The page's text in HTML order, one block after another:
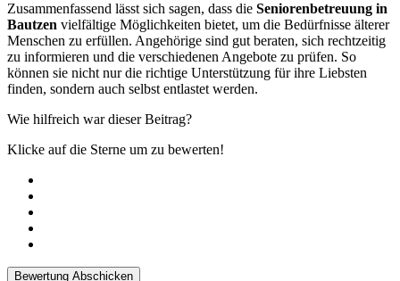
Zusammenfassend lässt sich sagen, dass die Seniorenbetreuung in
Bautzen vielfältige Möglichkeiten bietet, um die Bedürfnisse älterer
Menschen zu erfüllen. Angehörige sind gut beraten, sich rechtzeitig
zu informieren und die verschiedenen Angebote zu prüfen. So
können sie nicht nur die richtige Unterstützung für ihre Liebsten
finden, sondern auch selbst entlastet werden.
Wie hilfreich war dieser Beitrag?
Klicke auf die Sterne um zu bewerten!
Bewertung Abschicken